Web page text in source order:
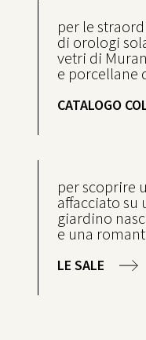
per le
di orologi
vetri di
e porcellane
CATALOGO
per scoprire
affacciato su
giardino
e una
LE SALE